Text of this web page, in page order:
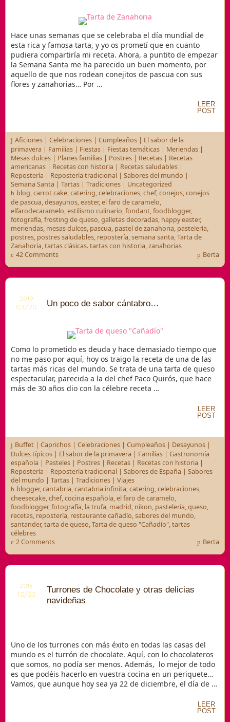
Hace unas semanas que se celebraba el día mundial de
esta rica y famosa tarta, y yo os prometí que en cuanto
pudiera compartiría mi receta. Ahora, a puntito de empezar
la Semana Santa me ha parecido un buen momento, por
aquello de que nos rodean conejitos de pascua con sus
flores y zanahorias… Por …
LEER
POST
Aficiones| Celebraciones| Cumpleaños| El sabor de la
primavera | Familias | Fiestas | Fiestas temáticas | Meriendas |
Mesas dulces | Planes familias | Postres | Recetas | Recetas
americanas | Recetas con historia | Recetas saludables |
Repostería | Repostería tradicional | Sabores del mundo |
Semana Santa | Tartas | Tradiciones | Uncategorized
blog,carrot cake,catering,celebraciones,chef,conejos,conejos
de pascua,desayunos,easter,el faro de caramelo,
elfarodecaramelo,estilismo culinario,fondant,foodblogger,
fotografía,frosting de queso,galletas decoradas, happy easter,
meriendas, mesas dulces, pascua, pastel de zanahoria, pastelería,
postres, postres saludables, repostería,semana santa,Tarta de
Zanahoria,tartas clásicas. tartas con historia,zanahorias
42 Comments
Berta
2019
03/20 Un poco de sabor cántabro…
Como lo prometido es deuda y hace demasiado tiempo que
no me paso por aquí, hoy os traigo la receta de una de las
tartas más ricas del mundo. Se trata de una tarta de queso
espectacular, parecida a la del chef Paco Quirós, que hace
más de 30 años dio con la célebre receta …
LEER
POST
Buffet| Caprichos| Celebraciones| Cumpleaños| Desayunos|
Dulces típicos | El sabor de la primavera | Familias | Gastronomía
española | Pasteles | Postres | Recetas | Recetas con historia |
Repostería | Repostería tradicional | Sabores de España | Sabores
del mundo | Tartas | Tradiciones | Viajes
blogger,cantabria,cantabria infinita,catering,celebraciones,
cheesecake,chef,cocina española,el faro de caramelo,
foodblogger,fotografía, la trufa, madrid, nikon, pastelería,queso,
recetas, repostería, restaurante cañadío,sabores del mundo,
santander,tarta de queso,Tarta de queso "Cañadío",tartas
célebres
2 Comments
Berta
2018
12/22
Turrones de Chocolate y otras delicias
navideñas
Uno de los turrones con más éxito en todas las casas del
mundo es el turrón de chocolate. Aquí, con lo chocolateros
que somos, no podía ser menos. Además, lo mejor de todo
es que podéis hacerlo en vuestra cocina en un periquete…
Vamos, que aunque hoy sea ya 22 de diciembre, el día de …
LEER
POST